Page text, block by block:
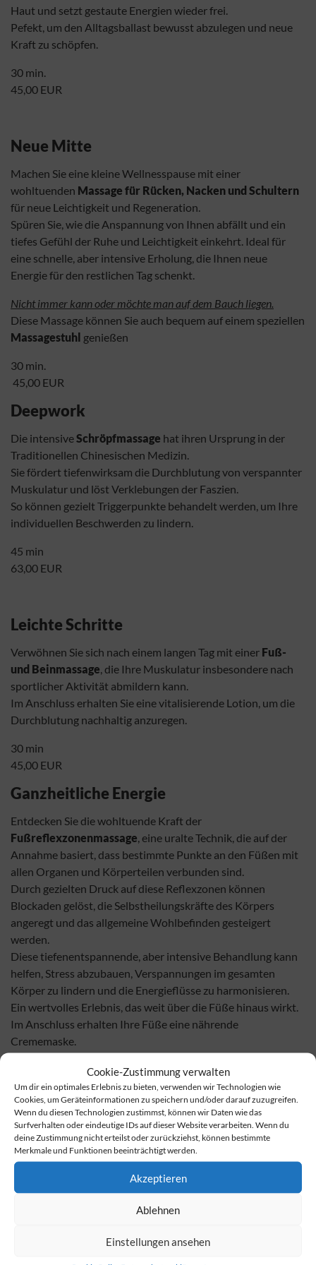
Cookie-Zustimmung verwalten
Um dir ein optimales Erlebnis zu bieten, verwenden wir Technologien wie
Cookies, um Geräteinformationen zu speichern und/oder darauf zuzugreifen.
Wenn du diesen Technologien zustimmst, können wir Daten wie das
Surfverhalten oder eindeutige IDs auf dieser Website verarbeiten. Wenn du
deine Zustimmung nicht erteilst oder zurückziehst, können bestimmte
Merkmale und Funktionen beeinträchtigt werden.
Akzeptieren
Ablehnen
Einstellungen ansehen
Haut und setzt gestaute Energien wieder frei.
Pefekt, um den Alltagsballast bewusst abzulegen und neue
Kraft zu schöpfen.
30 min.
45,00 EUR
Neue Mitte
Machen Sie eine kleine Wellnesspause mit einer
wohltuenden Massage für Rücken, Nacken und Schultern
für neue Leichtigkeit und Regeneration.
Spüren Sie, wie die Anspannung von Ihnen abfällt und ein
tiefes Gefühl der Ruhe und Leichtigkeit einkehrt. Ideal für
eine schnelle, aber intensive Erholung, die Ihnen neue
Energie für den restlichen Tag schenkt.
Nicht immer kann oder möchte man auf dem Bauch liegen.
Diese Massage können Sie auch bequem auf einem speziellen
Massagestuhl genießen
30 min.
45,00 EUR
Deepwork
Die intensiveSchröpfmassage hat ihren Ursprung in der
Traditionellen Chinesischen Medizin.
Sie fördert tiefenwirksam die Durchblutung von verspannter
Muskulatur und löst Verklebungen der Faszien.
So können gezielt Triggerpunkte behandelt werden, um Ihre
individuellen Beschwerden zu lindern.
45 min
63,00 EUR
Leichte Schritte
Verwöhnen Sie sich nach einem langen Tag mit einer Fuß-
und Beinmassage, die Ihre Muskulatur insbesondere nach
sportlicher Aktivität abmildern kann.
Im Anschluss erhalten Sie eine vitalisierende Lotion, um die
Durchblutung nachhaltig anzuregen.
30 min
45,00 EUR
Ganzheitliche Energie
Entdecken Sie die wohltuende Kraft der
Fußreflexzonenmassage, eine uralte Technik, die auf der
Annahme basiert, dass bestimmte Punkte an den Füßen mit
allen Organen und Körperteilen verbunden sind.
Durch gezielten Druck auf diese Reflexzonen können
Blockaden gelöst, die Selbstheilungskräfte des Körpers
angeregt und das allgemeine Wohlbefinden gesteigert
werden.
Diese tiefenentspannende, aber intensive Behandlung kann
helfen, Stress abzubauen, Verspannungen im gesamten
Körper zu lindern und die Energieflüsse zu harmonisieren.
Ein wertvolles Erlebnis, das weit über die Füße hinaus wirkt.
Im Anschluss erhalten Ihre Füße eine nährende
Crememaske.
45 min.
63,00 EUR
Abayhanga
Harmonie und Geborgenheit von Kopf bis Fuß. Eine
traditionelle Ganzkörperbehandlungmit warmen
pflegendem Öl. Sanfte, rhythmische Streichungen umhüllen
den gesamten Körper währnd der besondere Fokus auf den
an und schenkt Ihnen ein Gefühl von vollkommener Balance.